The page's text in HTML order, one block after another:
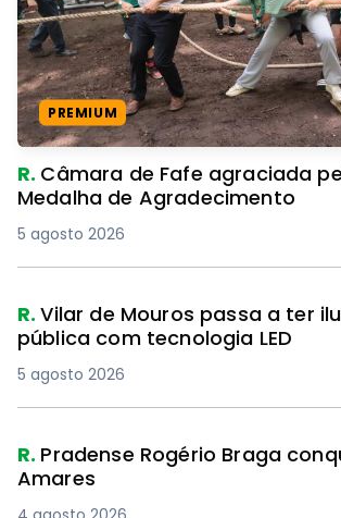
PREMIUM
R. Câmara de Fafe agraciada pelo
Medalha de Agradecimento
5 agosto 2026
R.Vilar de Mouros passa a ter
pública com tecnologia LED
5 agosto 2026
R. Pradense Rogério Braga
Amares